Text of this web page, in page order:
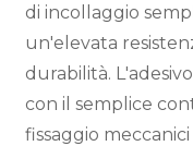
di incollaggio
un'elevata
durabilità.
con il semplice
fissaggio